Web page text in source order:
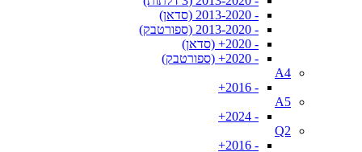
- 2013-2020 (סדאן)
- 2013-2020 (ספורטבק)
- 2020+ (סדאן)
- 2020+ (ספורטבק)
A4
- 2016+
A5
- 2024+
Q2
- 2016+